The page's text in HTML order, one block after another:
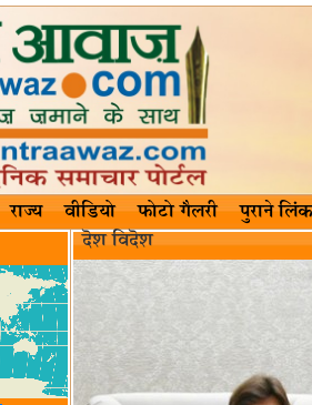
राज्य वीडियो फोटो गैलरी पुराने लिंक
दॆश‍ विदॆश‌